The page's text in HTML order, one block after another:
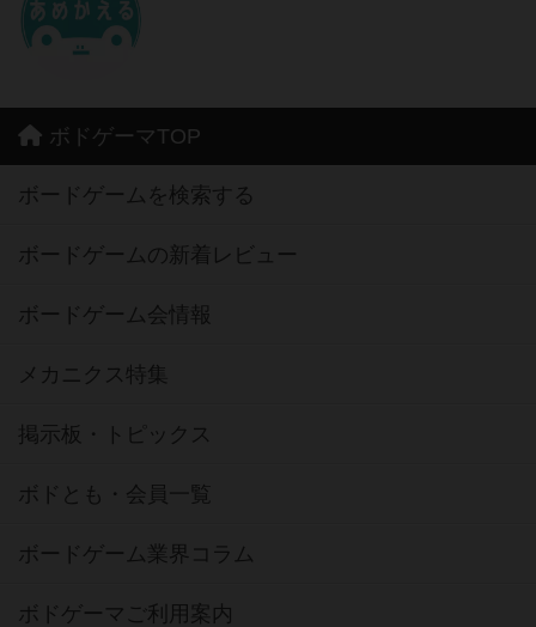
ボドゲーマTOP
ボードゲームを検索する
ボードゲームの新着レビュー
ボードゲーム会情報
メカニクス特集
掲示板・トピックス
ボドとも・会員一覧
ボードゲーム業界コラム
ボドゲーマご利用案内